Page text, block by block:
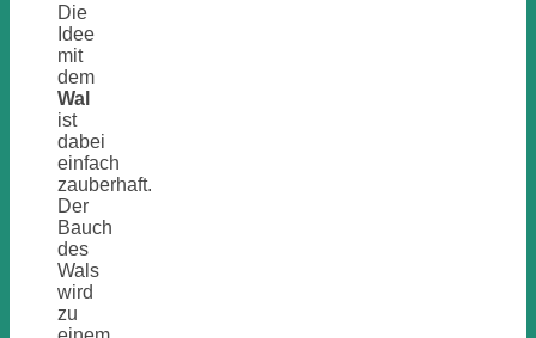
Die
Idee
mit
dem
Wal
ist
dabei
einfach
zauberhaft.
Der
Bauch
des
Wals
wird
zu